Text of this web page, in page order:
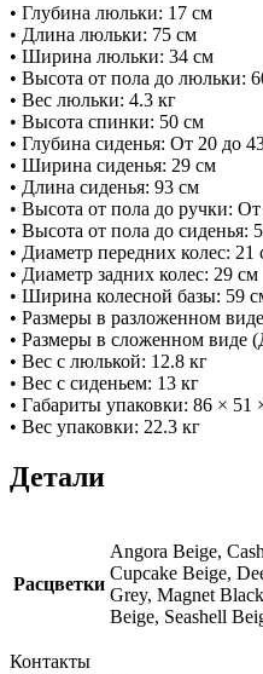
• Глубина люльки: 17 см
• Длина люльки: 75 см
• Ширина люльки: 34 см
• Высота от пола до люльки:
• Вес люльки: 4.3 кг
• Высота спинки: 50 см
• Глубина сиденья: От 20 до
• Ширина сиденья: 29 см
• Длина сиденья: 93 см
• Высота от пола до ручки:
• Высота от пола до сиденья:
• Диаметр передних колес: 21
• Диаметр задних колес: 29 см
• Ширина колесной базы: 59
• Размеры в разложенном
• Размеры в сложенном
• Вес с люлькой: 12.8 кг
• Вес с сиденьем: 13 кг
• Габариты упаковки: 86 × 51
• Вес упаковки: 22.3 кг
Детали
Расцветки
Angora Beige,
Cupcake Beige,
Grey, Magnet
Beige, Seashell
Контакты